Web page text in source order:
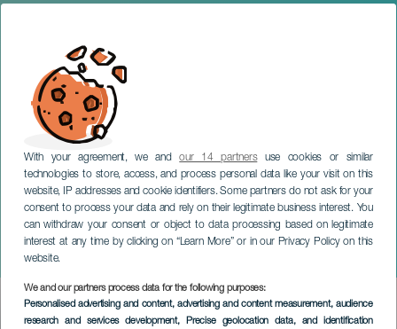
With your agreement, we andour 14 partnersuse cookies or similar
technologies to store, access, and process personal data like your visit on this
website, IP addresses and cookie identifiers. Some partners do not ask for your
consent to process your data and rely on their legitimate business interest. You
can withdraw your consent or object to data processing based on legitimate
interest at any time by clicking on “Learn More” or in our Privacy Policy on this
website.
We and our partners process data for the following purposes:
Personalised advertising and content, advertising and content measurement, audience
research and services development, Precise geolocation data, and identification
Väliaikainen näyttely:
Paperi ja muste
TENERIFFA
Imagen
Listado